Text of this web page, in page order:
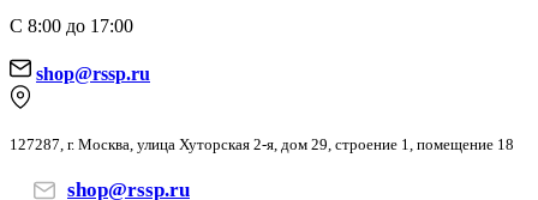
С 8:00 до 17:00
shop@rssp.ru
127287, г. Москва, улица Хуторская 2-я, дом 29, строение 1, помещение 18
shop@rssp.ru